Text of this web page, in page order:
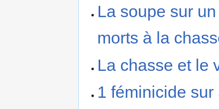
La soupe sur
morts à la
La chasse et le
1 féminicide